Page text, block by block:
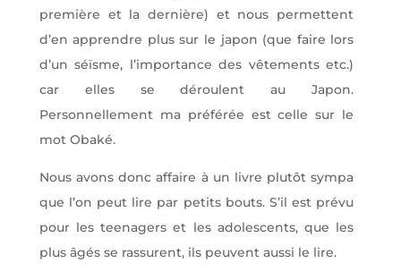
première et la dernière) et nous permettent
d’en apprendre plus sur le japon (que faire lors
d’un séïsme, l’importance des vêtements etc.)
car elles se déroulent au Japon.
Personnellement ma préférée est celle sur le
mot Obaké.
Nous avons donc affaire à un livre plutôt sympa
que l’on peut lire par petits bouts. S’il est prévu
pour les teenagers et les adolescents, que les
plus âgés se rassurent, ils peuvent aussi le lire.